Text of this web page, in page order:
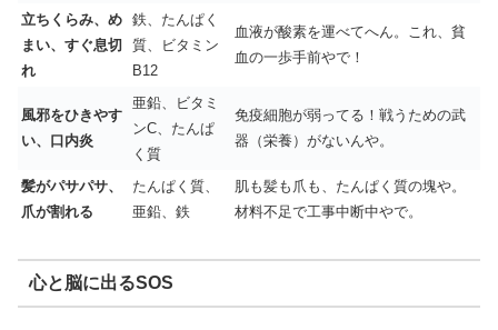
立ちくらみ、め
まい、すぐ息切
れ
鉄、たんぱく
質、ビタミン
B12
血液が酸素を運べてへん。これ、貧
血の一歩手前やで！
風邪をひきやす
い、口内炎
亜鉛、ビタミ
ンC、たんぱ
く質
免疫細胞が弱ってる！戦うための武
器（栄養）がないんや。
髪がパサパサ、
爪が割れる
たんぱく質、
亜鉛、鉄
肌も髪も爪も、たんぱく質の塊や。
材料不足で工事中断中やで。
心と脳に出るSOS